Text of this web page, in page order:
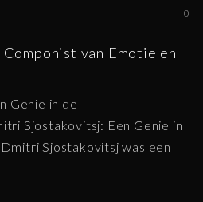
0
van Emotie en
Genie in de
Sjostakovitsj: Een Genie in
Sjostakovitsj was een